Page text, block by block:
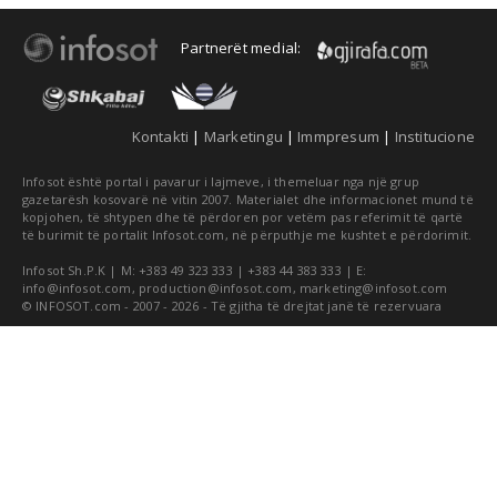
Partnerët medial:
Kontakti | Marketingu | Immpresum | Institucione
Infosot është portal i pavarur i lajmeve, i themeluar nga një grup
gazetarësh kosovarë në vitin 2007. Materialet dhe informacionet mund të
kopjohen, të shtypen dhe të përdoren por vetëm pas referimit të qartë
të burimit të portalit Infosot.com, në përputhje me kushtet e përdorimit.
Infosot Sh.P.K | M: +383 49 323 333 | +383 44 383 333 | E:
info@infosot.com , production@infosot.com , marketing@infosot.com
© INFOSOT.com - 2007 - 2026 - Të gjitha të drejtat janë të rezervuara